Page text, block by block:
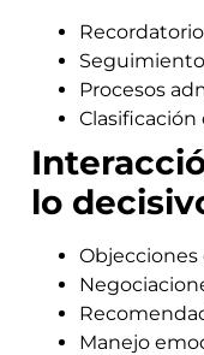
Procesos
Clasificación
lo
Objecciones
Manejo